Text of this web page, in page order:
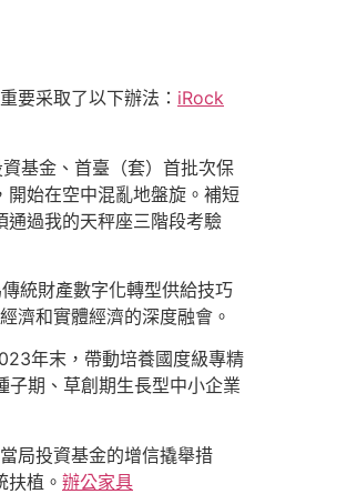
要采取了以下辦法： iRock
基金、首臺（套）首批次保
始在空中混亂地盤旋。補短
通過我的天秤座三階段考驗
統財產數字化轉型供給技巧
濟和實體經濟的深度融會。
年末，帶動培養國度級專精
子期、草創期生長型中小企業
局投資基金的增信撬舉措
植。 辦公家具